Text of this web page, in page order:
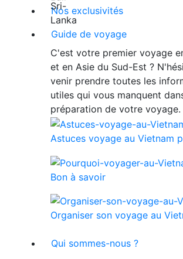
Nos exclusivités
Guide de voyage
C'est votre premier voyage
et en Asie du Sud-Est ?
venir prendre toutes les
utiles qui vous manquent
préparation de votre voyage.
Astuces voyage au Vietnam
Bon à savoir
Organiser son voyage au
Qui sommes-nous ?